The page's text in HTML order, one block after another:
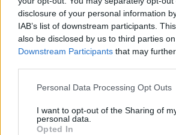
disclosure of your personal information
IAB’s list of downstream participants.
also be disclosed by us to third parties
Downstream Participants that may
Personal Data Processing Opt Outs
I want to opt-out of the Sharing of
personal data.
Opted In